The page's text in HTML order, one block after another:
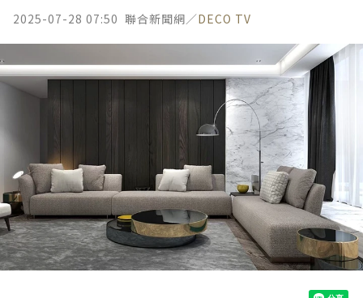
2025-07-28 07:50 聯合新聞網／DECO TV